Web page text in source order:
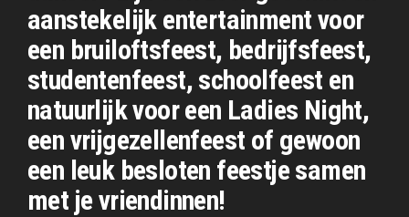
aanstekelijk entertainment voor
een bruiloftsfeest, bedrijfsfeest,
studentenfeest, schoolfeest en
natuurlijk voor een Ladies Night,
een vrijgezellenfeest of gewoon
een leuk besloten feestje samen
met je vriendinnen!